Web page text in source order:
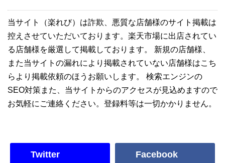
当サイト（楽れび）は詐欺、悪質な店舗様のサイト掲載は
控えさせていただいております。楽天市場に出店されてい
る店舗様を厳選して掲載しております。 新規の店舗様、
また当サイトの漏れにより掲載されていない店舗様はこち
らより掲載依頼のほうお願いします。 検索エンジンの
SEO対策また、当サイトからのアクセスが見込めますので
お気軽にご連絡ください。登録料等は一切かかりません。
Twitter Facebook